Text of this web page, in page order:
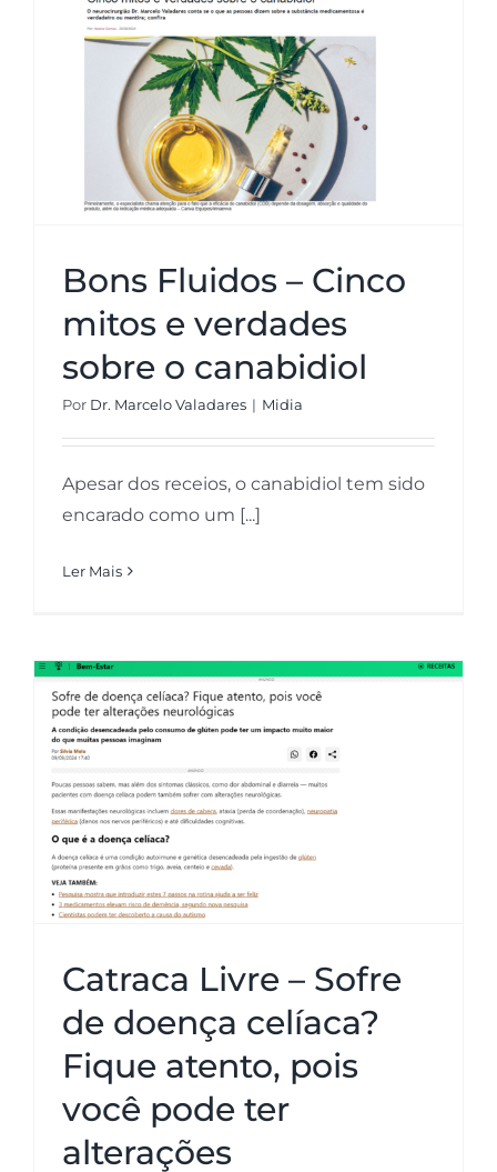
Bons Fluidos – Cinco mitos e
verdades sobre o canabidiol
Bons Fluidos – Cinco
mitos e verdades
sobre o canabidiol
Por Dr. Marcelo Valadares | Midia
Apesar dos receios, o canabidiol tem sido
encarado como um [...]
Ler Mais
Catraca Livre – Sofre de doença
celíaca? Fique atento, pois você
pode ter alterações
Catraca Livre – Sofre
de doença celíaca?
Fique atento, pois
você pode ter
alterações